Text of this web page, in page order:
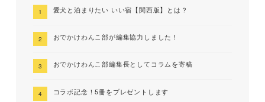
愛犬と泊まりたい いい宿【関西版】とは？
おでかけわんこ部が編集協力しました！
おでかけわんこ部編集長としてコラムを寄稿
コラボ記念！5冊をプレゼントします